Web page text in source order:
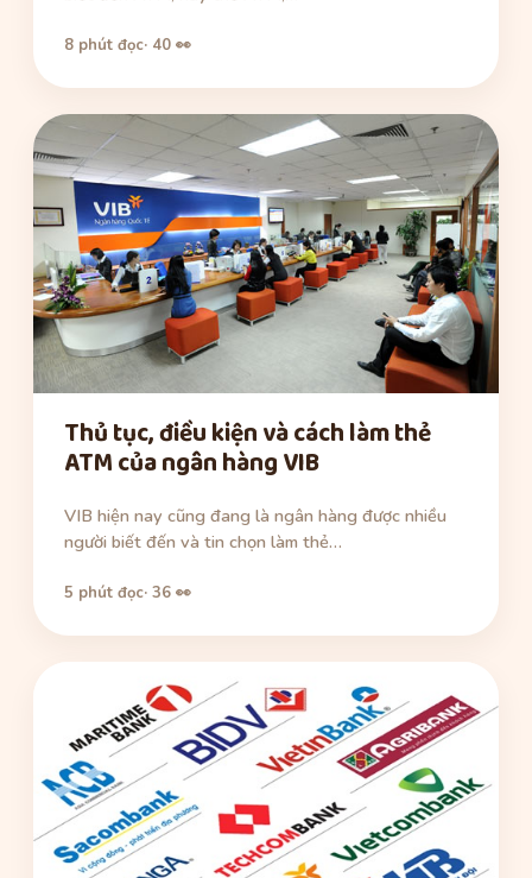
8 phút đọc· 40 👀
Thủ tục, điều kiện và cách làm thẻ
ATM của ngân hàng VIB
VIB hiện nay cũng đang là ngân hàng được nhiều
người biết đến và tin chọn làm thẻ…
5 phút đọc· 36 👀